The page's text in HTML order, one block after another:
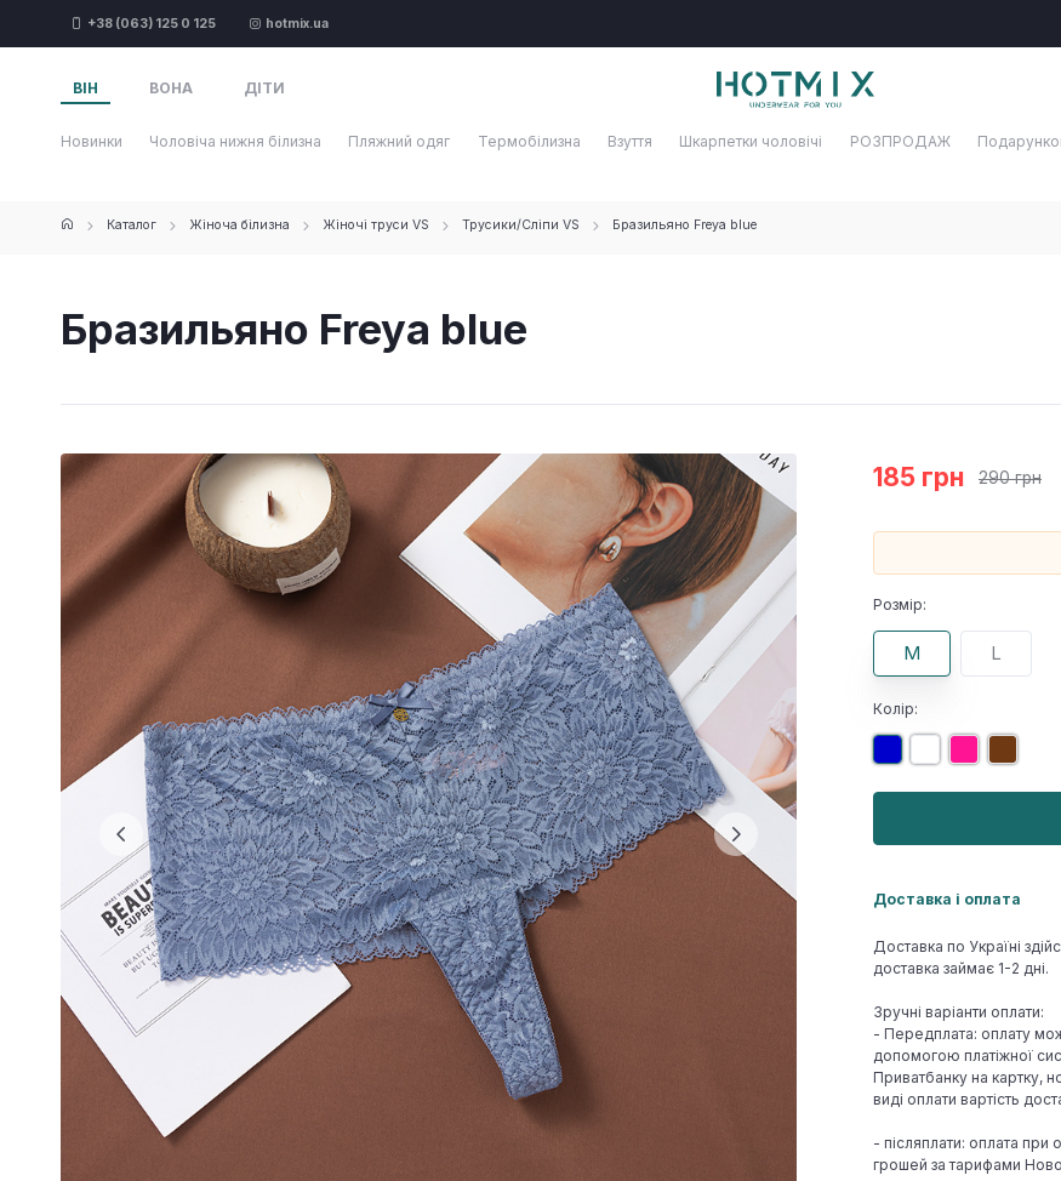
+38 (063) 125 0 125 hotmix.ua
ВІН ВОНА ДІТИ
Новинки Чоловіча нижня білизна Пляжний одяг Термобілизна Взуття Шкарпетки чоловічі РОЗПРОДАЖ
Каталог Жіноча білизна Жіночі труси VS Трусики/Сліпи VS Бразильяно Freya blue
Бразильяно Freya blue
185 грн 290 грн
Розмір:
M L
Колір:
Доставка і оплата
Доставка по Україні
доставка займає 1-2 дні.
Зручні варіанти оплати:
- Передплата: оплату
допомогою платіжної
Приватбанку на картку,
виді оплати вартість
- післяплати: оплата при
грошей за тарифами